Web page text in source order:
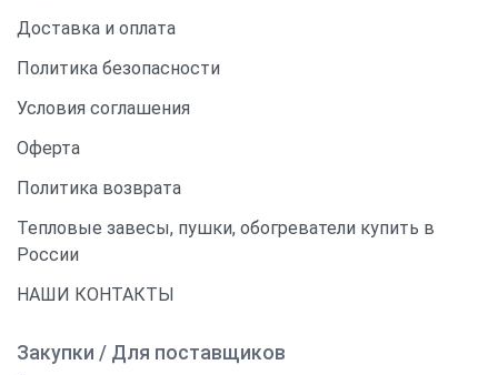
Доставка и оплата
Политика безопасности
Условия соглашения
Оферта
Политика возврата
Тепловые завесы, пушки, обогреватели купить в
России
НАШИ КОНТАКТЫ
Закупки / Для поставщиков